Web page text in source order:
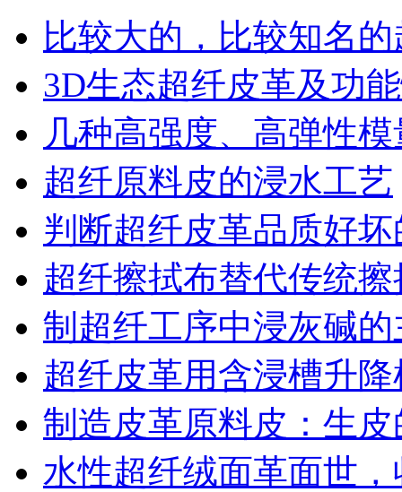
比较大的，比较知名
3D生态超纤皮革及功
几种高强度、高弹性
超纤原料皮的浸水工艺
判断超纤皮革品质好
超纤擦拭布替代传统
制超纤工序中浸灰碱
超纤皮革用含浸槽升
制造皮革原料皮：生
水性超纤绒面革面世